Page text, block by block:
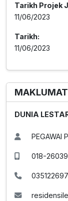
Tarikh Projek
11/06/2023
Tarikh:
11/06/2023
DUNIA
PEGAWAI
018-